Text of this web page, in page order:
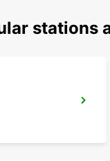
stations